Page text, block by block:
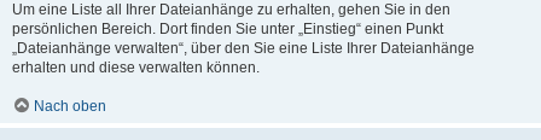
Um eine Liste all Ihrer Dateianhänge zu erhalten, gehen Sie in den
persönlichen Bereich. Dort finden Sie unter „Einstieg“ einen Punkt
„Dateianhänge verwalten“, über den Sie eine Liste Ihrer Dateianhänge
erhalten und diese verwalten können.
Nach oben